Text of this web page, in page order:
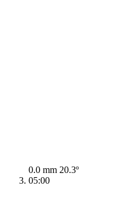
0.0 mm 20.3º
05:00